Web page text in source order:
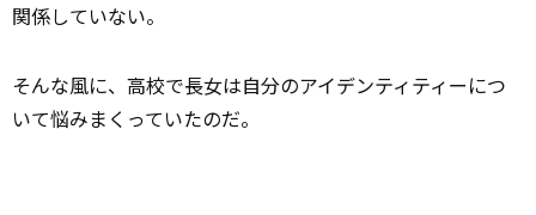
関係していない。
そんな風に、高校で長女は自分のアイデンティティーにつ
いて悩みまくっていたのだ。